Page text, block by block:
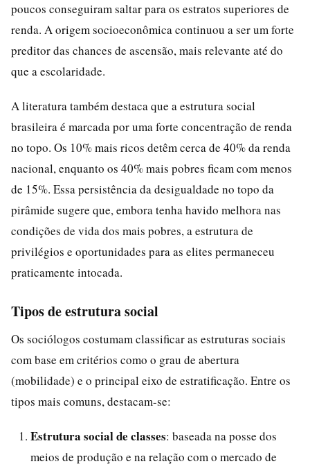
poucos conseguiram saltar para os estratos superiores de
renda. A origem socioeconômica continuou a ser um forte
preditor das chances de ascensão, mais relevante até do
que a escolaridade.
A literatura também destaca que a estrutura social
brasileira é marcada por uma forte concentração de renda
no topo. Os 10% mais ricos detêm cerca de 40% da renda
nacional, enquanto os 40% mais pobres ficam com menos
de 15%. Essa persistência da desigualdade no topo da
pirâmide sugere que, embora tenha havido melhora nas
condições de vida dos mais pobres, a estrutura de
privilégios e oportunidades para as elites permaneceu
praticamente intocada.
Tipos de estrutura social
Os sociólogos costumam classificar as estruturas sociais
com base em critérios como o grau de abertura
(mobilidade) e o principal eixo de estratificação. Entre os
tipos mais comuns, destacam-se:
Estrutura social de classes: baseada na posse dos
meios de produção e na relação com o mercado de